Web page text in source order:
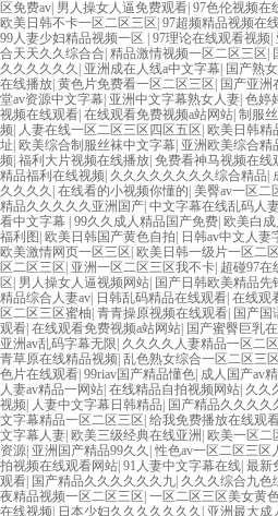
区免费av| 男人操女人逼免费观看| 97色伦视频在
欧美日韩不卡一区二区三区| 97超频精品视频在
99人妻少妇精品视频一区 | 97理论在线观看视频|
合天天久久综合合| 精品激情视频一区二区三区|
久久久久久久 | 亚洲成在人线a中文字幕| 国产熟
在线播放| 黄色片免费看一区二区三区| 国产亚洲
堂av资源中文字幕| 亚洲中文字幕熟女人妻| 色婷
视频在线观看| 在线观看免费视频a站网站| 制服
频| 人妻在线一区二区三区四区五区| 欧美日韩精
址| 欧美综合制服丝袜中文字幕| 亚洲欧美综合精
频| 福利大片视频在线播放| 免费看神马视频在线
精品福利在线视频| 久久久久久久久久综合精品|
久久久久 | 在线看的小视频你懂的| 美臀av一区二
精品久久久久久亚洲国产| 中文字幕在线乱码人
看中文字幕 | 99久久成人精品国产免费| 欧美白
福利图| 欧美日韩国产黄色自拍| 日韩av中文人妻
欧美激情网页一区三区| 欧美日韩一级片一区二区
区二区三区| 亚洲一区二区三区我不卡| 超碰97在
区| 男人操女人逼视频网站| 国产日韩欧美精品先
精品综合人妻av| 日韩乱码精品在线观看| 在线观
区二区三区蜜柚| 青青操原视频在线观看| 国产国
观看| 在线观看免费视频a站网站| 国产蜜臀巨乳
亚洲av乱码字幕无限| 久久久久人妻精品一区二
青草原在线精品视频| 乱色熟女综合一区二区三区
色片在线观看| 99riav国产精品懂色| 成人国产av
人妻av精品一网站| 在线精品自拍视频网站| 久久
视频| 人妻中文字幕日韩精品| 国产精品久久久久
文字幕精品一区二区三区| 给我免费播放在线观
文字幕人妻| 欧美三级经典在线亚洲 | 欧美一区二
资源| 亚洲国产精品99久久 | 性色av一区二区三区
拍视频在线观看网站| 91人妻中文字幕在线| 最新
观看| 国产精品久久久久久久九| 久久久综合九色
夜精品视频一区二区三区| 一区二区三区美女黄
在线视频| 日本少妇久久久久久久久 | 亚洲最大成